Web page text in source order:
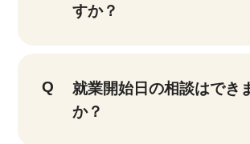
すか？
就業開始日の相談はでき
か？